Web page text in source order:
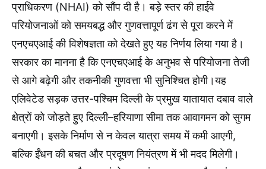
प्राधिकरण (NHAI) को सौंप दी है। बड़े स्तर की हाईवे
परियोजनाओं को समयबद्ध और गुणवत्तापूर्ण ढंग से पूरा करने में
एनएचएआई की विशेषज्ञता को देखते हुए यह निर्णय लिया गया है।
सरकार का मानना है कि एनएचएआई के अनुभव से परियोजना तेजी
से आगे बढ़ेगी और तकनीकी गुणवत्ता भी सुनिश्चित होगी।यह
एलिवेटेड सड़क उत्तर-पश्चिम दिल्ली के प्रमुख यातायात दबाव वाले
क्षेत्रों को जोड़ते हुए दिल्ली–हरियाणा सीमा तक आवागमन को सुगम
बनाएगी। इसके निर्माण से न केवल यात्रा समय में कमी आएगी,
बल्कि ईंधन की बचत और प्रदूषण नियंत्रण में भी मदद मिलेगी।